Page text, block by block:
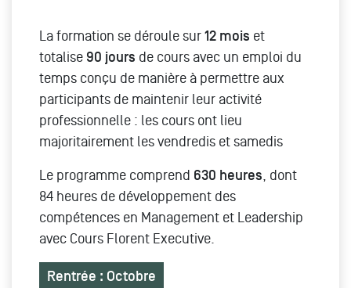
La formation se déroule sur 12 mois et
totalise 90 jours de cours avec un emploi du
temps conçu de manière à permettre aux
participants de maintenir leur activité
professionnelle : les cours ont lieu
majoritairement les vendredis et samedis
Le programme comprend 630 heures, dont
84 heures de développement des
compétences en Management et Leadership
avec Cours Florent Executive.
Rentrée : Octobre